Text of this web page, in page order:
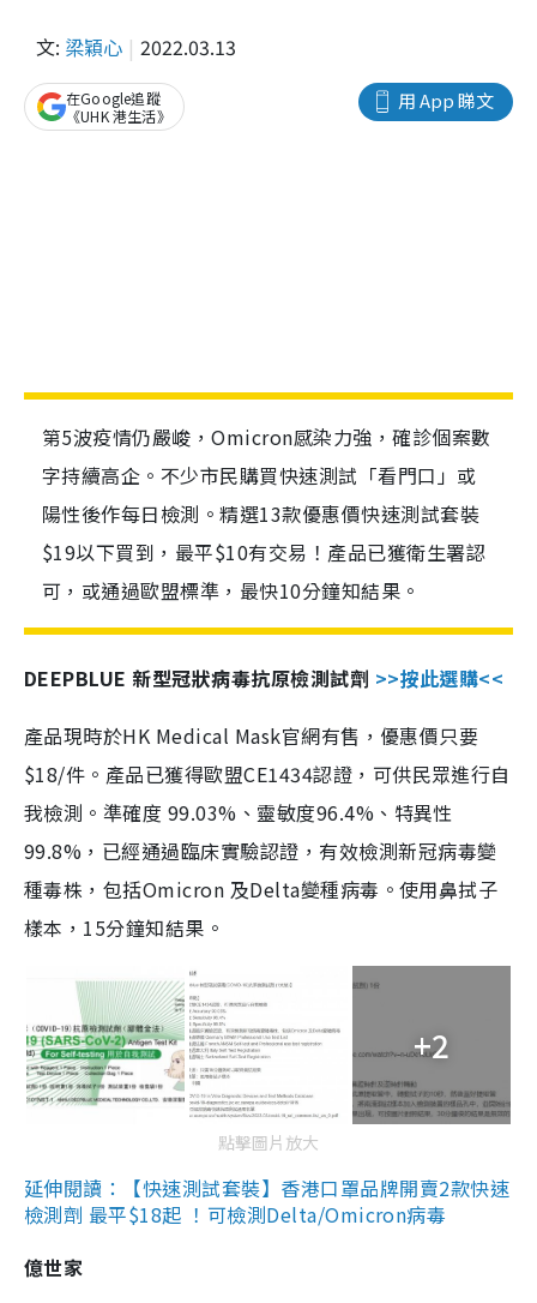
文: 梁穎心 2022.03.13
用 App 睇文
在Google追蹤
《UHK 港生活》
第5波疫情仍嚴峻，Omicron感染力強，確診個案數
字持續高企。不少市民購買快速測試「看門口」或
陽性後作每日檢測。精選13款優惠價快速測試套裝
$19以下買到，最平$10有交易！產品已獲衛生署認
可，或通過歐盟標準，最快10分鐘知結果。
DEEPBLUE 新型冠狀病毒抗原檢測試劑 >>按此選購<<
產品現時於HK Medical Mask官網有售，優惠價只要
$18/件。產品已獲得歐盟CE1434認證，可供民眾進行自
我檢測。準確度 99.03%、靈敏度96.4%、特異性
99.8%，已經通過臨床實驗認證，有效檢測新冠病毒變
種毒株，包括Omicron 及Delta變種病毒。使用鼻拭子
樣本，15分鐘知結果。
+2
點擊圖片放大
延伸閱讀：【快速測試套裝】香港口罩品牌開賣2款快速
檢測劑 最平$18起 ！可檢測Delta/Omicron病毒
億世家